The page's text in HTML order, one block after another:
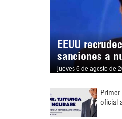
EEUU
sanciones a
jueves 6 de agosto de
oficial